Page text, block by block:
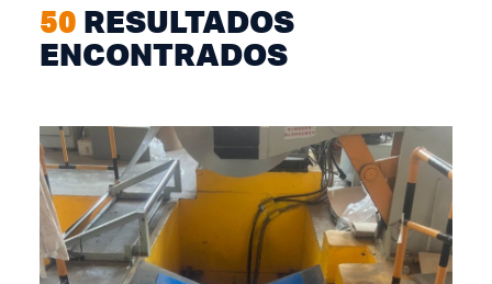
50 RESULTADOS
ENCONTRADOS